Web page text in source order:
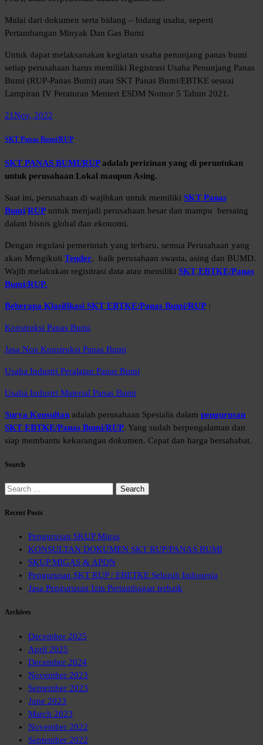
Mulai dari dokumen serta bidang – bidang usaha, seperti
Pertambangan Minyak Dan Gas Bumi
Untuk dapat melaksanakan kegiatan usaha penunjang panas bumi
setiap perusahaan harus memiliki Registrasi Usaha Penunjang Panas
Bumi (RUP-Panas Bumi) atau SKT Panas Bumi/EBTKE sesuai
Lampiran IV Peraturan Menteri ESDM Nomor 5 Tahun 2021.
21Nov, 2022
SKT Panas Bumi/RUP
SKT PANAS BUMI/RUPadalah perizinan yang di peruntukan
untuk perusahaan Lokal maupun Asing.
Saat ini, perusahaan di wajibkan untuk memiliki SKT Panas
Bumi/RUP untuk menjadi perusahaan besar dan mampu bersaing
dalam bisnis global dan ekonomi.
Dengan regulasi pemerintah yang terbaru, semua Perusahaan yang
akan Mengikuti Tender, baik perusahaan swasta, asing dan BUMD.
Wajib melakukan regisitrasi data atau memiliki SKT EBTKE/Panas
Bumi/RUP.
Beberapa Klasifikasi SKT EBTKE/Panas Bumi/RUP :
Konstruksi Panas Bumi
Jasa Non Konstruksi Panas Bumi
Usaha Industri Peralatan Panas Bumi
Usaha Industri Material Panas Bumi
Surya Konsultan adalah perusahaan Spesialis dalam pengurusan
SKT EBTKE/Panas Bumi/RUP. Yang sudah berpengalaman dan
siap membantu kekurangan dokumen. Cepat dan harga bersahabat.
Search
Search
Recent Posts
Pengurusan SKUP Migas
KONSULTAN DOKUMEN SKT RUP/PANAS BUMI
SKUP MIGAS & APDN
Pengurusan SKT RUP / EBETKE Seluruh Indonesia
Jasa Pengurusan Izin Pertambagan terbaik
Archives
December 2025
April 2025
December 2024
November 2023
September 2023
June 2023
March 2023
November 2022
September 2022